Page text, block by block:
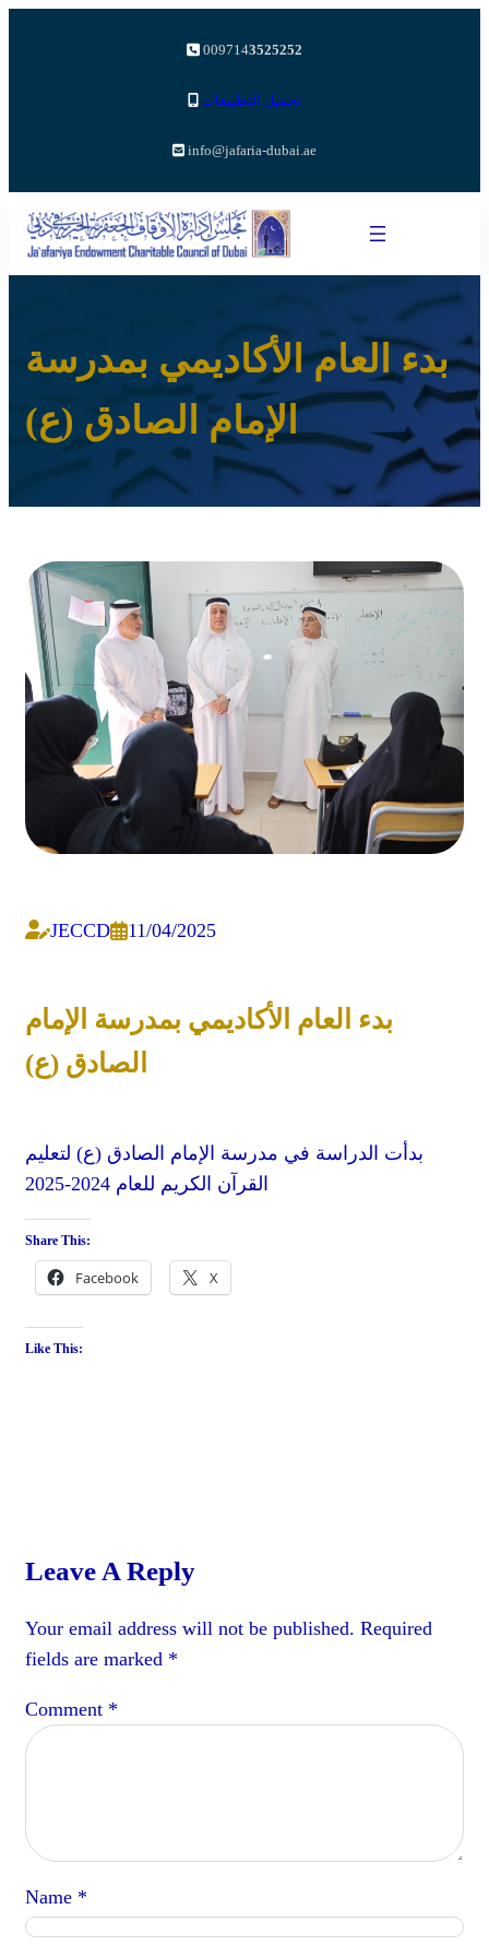
0097143525252
تحميل التطبيقات
info@jafaria-dubai.ae
بدء العام الأكاديمي بمدرسة
الإمام الصادق (ع)
JECCD11/04/2025
بدء العام الأكاديمي بمدرسة الإمام
الصادق (ع)
بدأت الدراسة في مدرسة الإمام الصادق (ع) لتعليم
القرآن الكريم للعام 2024-2025
Share This:
Facebook X
Like This:
Leave A Reply
Your email address will not be published. Required
fields are marked *
Comment *
Name *